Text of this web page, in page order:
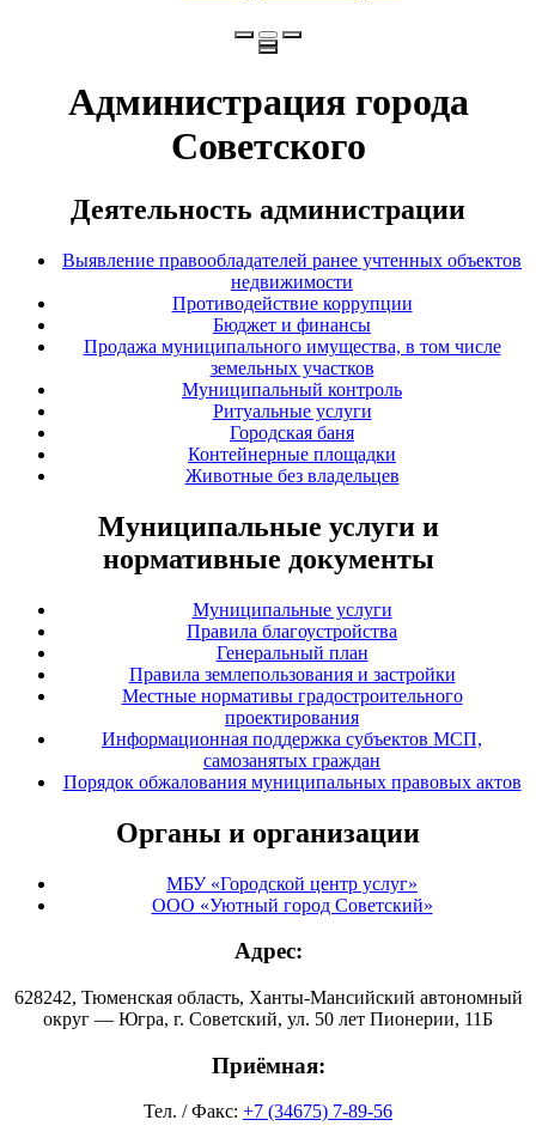
Администрация города
Советского
Деятельность администрации
Выявление правообладателей ранее учтенных объектов
недвижимости
Противодействие коррупции
Бюджет и финансы
Продажа муниципального имущества, в том числе
земельных участков
Муниципальный контроль
Ритуальные услуги
Городская баня
Контейнерные площадки
Животные без владельцев
Муниципальные услуги и
нормативные документы
Муниципальные услуги
Правила благоустройства
Генеральный план
Правила землепользования и застройки
Местные нормативы градостроительного
проектирования
Информационная поддержка субъектов МСП,
самозанятых граждан
Порядок обжалования муниципальных правовых актов
Органы и организации
МБУ «Городской центр услуг»
ООО «Уютный город Советский»
Адрес:
628242, Тюменская область, Ханты-Мансийский автономный
округ — Югра, г. Советский, ул. 50 лет Пионерии, 11Б
Приёмная:
Тел. / Факс: +7 (34675) 7-89-56